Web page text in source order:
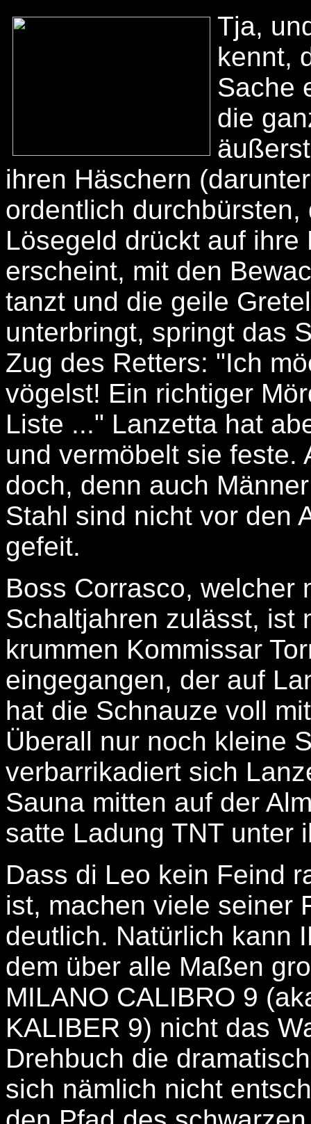
Tja,
kennt,
Sache
die
ihren Häschern
ordentlich
Lösegeld drückt auf
erscheint, mit den
tanzt und die geile
unterbringt, springt das
Zug des Retters: "Ich
vögelst! Ein richtiger
Liste ..." Lanzetta hat
und vermöbelt sie feste.
doch, denn auch
Stahl sind nicht vor den
gefeit.
Boss Corrasco, welcher
Schaltjahren zulässt, ist
krummen Kommissar
eingegangen, der auf
hat die Schnauze voll
Überall nur noch kleine
verbarrikadiert sich
Sauna mitten auf der
satte Ladung TNT unter
Dass di Leo kein Feind
ist, machen viele seiner
deutlich. Natürlich kann
dem über alle Maßen
MILANO CALIBRO 9
KALIBER 9) nicht das
Drehbuch die
sich nämlich nicht